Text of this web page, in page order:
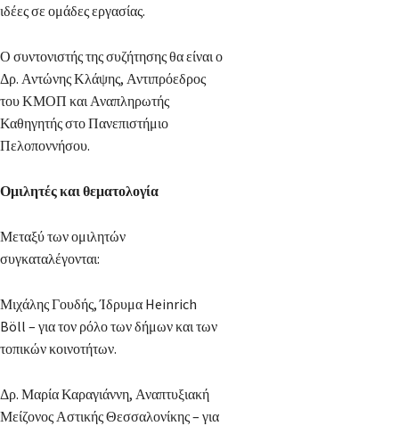
ιδέες σε ομάδες εργασίας.
Ο συντονιστής της συζήτησης θα είναι ο
Δρ. Αντώνης Κλάψης, Αντιπρόεδρος
του ΚΜΟΠ και Αναπληρωτής
Καθηγητής στο Πανεπιστήμιο
Πελοποννήσου.
Ομιλητές και θεματολογία
Μεταξύ των ομιλητών
συγκαταλέγονται:
Μιχάλης Γουδής, Ίδρυμα Heinrich
Böll – για τον ρόλο των δήμων και των
τοπικών κοινοτήτων.
Δρ. Μαρία Καραγιάννη, Αναπτυξιακή
Μείζονος Αστικής Θεσσαλονίκης – για